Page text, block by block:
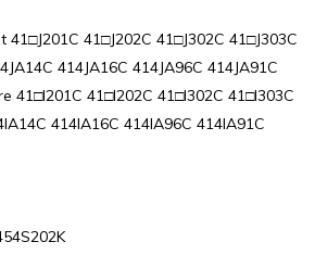
41□J202C 41□J302C 41□J303C
414JA16C 414JA96C 414JA91C
41□I201C 41□I202C 41□I302C 41□I303C
414IA16C 414IA96C 414IA91C